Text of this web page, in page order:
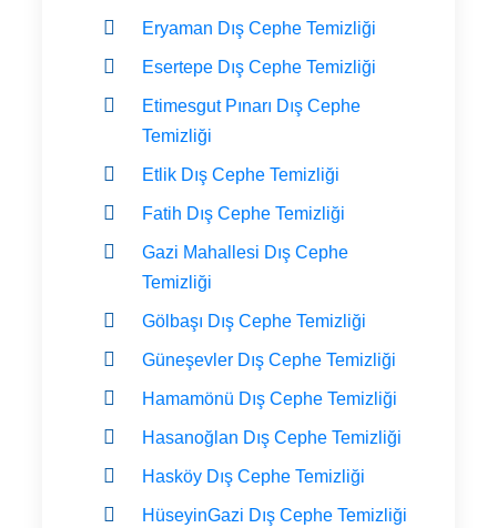
Eryaman Dış Cephe Temizliği
Esertepe Dış Cephe Temizliği
Etimesgut Pınarı Dış Cephe
Temizliği
Etlik Dış Cephe Temizliği
Fatih Dış Cephe Temizliği
Gazi Mahallesi Dış Cephe
Temizliği
Gölbaşı Dış Cephe Temizliği
Güneşevler Dış Cephe Temizliği
Hamamönü Dış Cephe Temizliği
Hasanoğlan Dış Cephe Temizliği
Hasköy Dış Cephe Temizliği
HüseyinGazi Dış Cephe Temizliği